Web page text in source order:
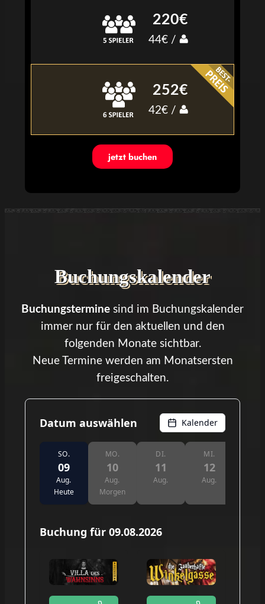
220€
44€ /
252€
42€ /
jetzt buchen
Buchungskalender
Buchungstermine sind im Buchungskalender
immer nur für den aktuellen und den
folgenden Monate sichtbar.
Neue Termine werden am Monatsersten
freigeschalten.